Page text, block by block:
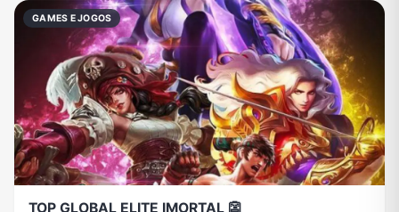
GAMES E JOGOS
TOP GLOBAL ELITE IMORTAL 👺